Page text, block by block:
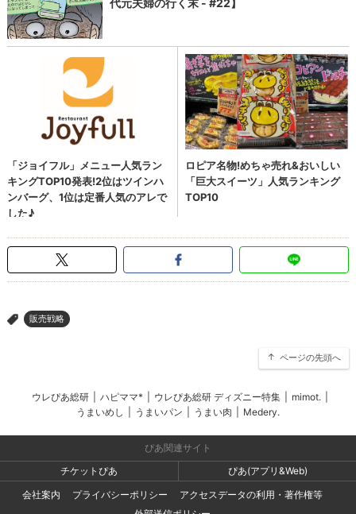
> 販売戦略
ページの先頭へ
ウレぴあ総研 ハピママ* ウレぴあ総研 ディズニー特集 mimot.
うまいめし
うまいパン うまい肉 Medery.
ぴあ関連サイト
チケットぴあ
ぴあ(アプリ&Web)
会社案内
プライバシーポリシー
アクセスデータの利用・著作権等